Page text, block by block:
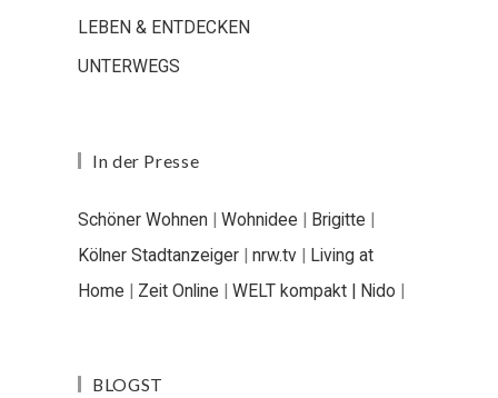
LEBEN & ENTDECKEN
UNTERWEGS
In der Presse
Schöner Wohnen | Wohnidee | Brigitte |
Kölner Stadtanzeiger | nrw.tv | Living at
Home | Zeit Online | WELT kompakt | Nido |
BLOGST